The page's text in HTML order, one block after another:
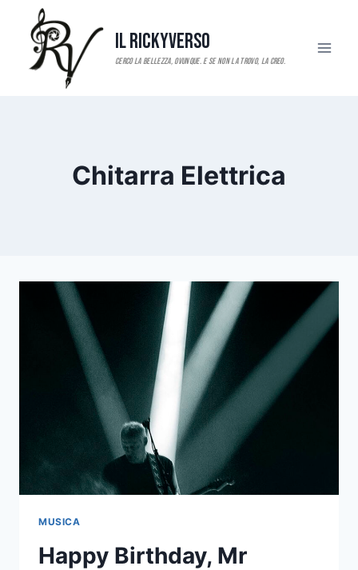
contenuto
Il RickyVerso
Chitarra Elettrica
MUSICA
Happy Birthday, Mr